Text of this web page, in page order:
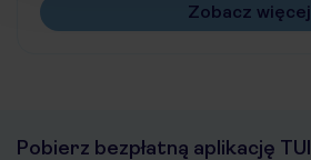
Zobacz więcej
Pobierz bezpłatną aplikację TUI